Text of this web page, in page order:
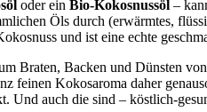
oder ein Bio-Kokosnussöl –
Öls durch (erwärmtes,
und ist eine echte
Braten, Backen und Dünsten
feinen Kokosaroma daher
Und auch die sind – köstlich-